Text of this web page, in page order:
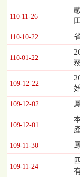
110-11-26
110-10-22
110-01-22
109-12-22
109-12-02
109-12-01
109-11-30
109-11-24